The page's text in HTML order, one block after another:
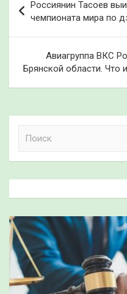
по
записям
Россиянин Тасоев
чемпионата мира по
Авиагруппа ВКС
Брянской области. Что
к